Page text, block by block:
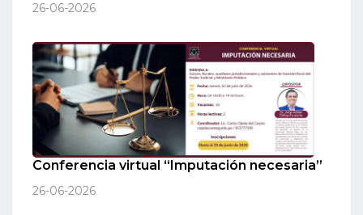
26-06-2026
Conferencia virtual “Imputación necesaria”
26-06-2026